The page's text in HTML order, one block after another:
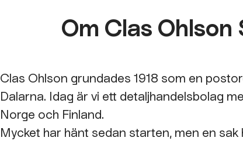
Om Clas Ohlson
Clas Ohlson grundades 1918 som en
Dalarna. Idag är vi ett detaljhandelsbolag
Norge och Finland.
Mycket har hänt sedan starten, men en